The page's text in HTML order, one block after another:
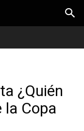
¿Quién
la Copa